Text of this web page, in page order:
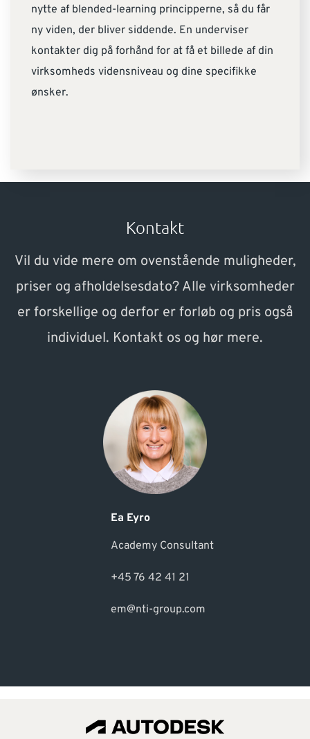
nytte af blended-learning principperne, så du får
ny viden, der bliver siddende. En underviser
kontakter dig på forhånd for at få et billede af din
virksomheds vidensniveau og dine specifikke
ønsker.
Kontakt
Vil du vide mere om ovenstående muligheder,
priser og afholdelsesdato? Alle virksomheder
er forskellige og derfor er forløb og pris også
individuel. Kontakt os og hør mere.
Ea Eyro
Academy Consultant
+45 76 42 41 21
em@nti-group.com